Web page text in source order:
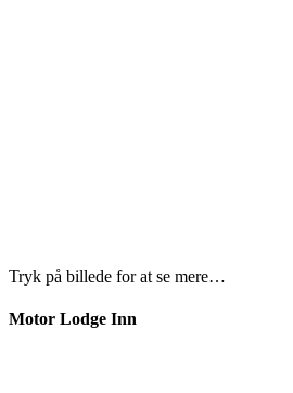
Tryk på billede for at se mere…
Motor Lodge Inn